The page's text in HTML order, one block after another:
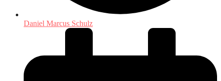
Daniel Marcus Schulz